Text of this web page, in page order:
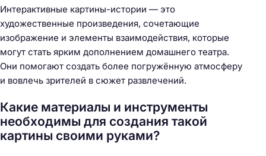
Интерактивные картины-истории — это
художественные произведения, сочетающие
изображение и элементы взаимодействия, которые
могут стать ярким дополнением домашнего театра.
Они помогают создать более погружённую атмосферу
и вовлечь зрителей в сюжет развлечений.
Какие материалы и инструменты
необходимы для создания такой
картины своими руками?